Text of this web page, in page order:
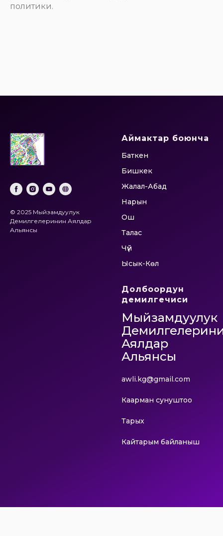
политики.
© 2025 Мыйзамдуулук
Демилгелеринин Аялдар
Альянсы
Аймактар боюнча
Баткен
Бишкек
Жалал-Абад
Нарын
Ош
Талас
Чүй
Ысык-Көл
Долбоордун
демилгечиси
Мыйзамдуулук
Аялдар
Альянсы
awli.kg@gmail.com
Каарман сунуштоо
Тарых
Кайтарым байланыш